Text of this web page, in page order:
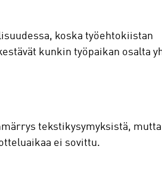
koska työehtokiistan
kunkin työpaikan osalta
tekstikysymyksistä, mutta
ei sovittu.